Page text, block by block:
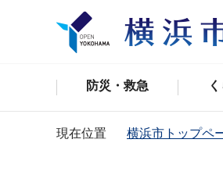
防災・救急
現在位置 横浜市トップペ